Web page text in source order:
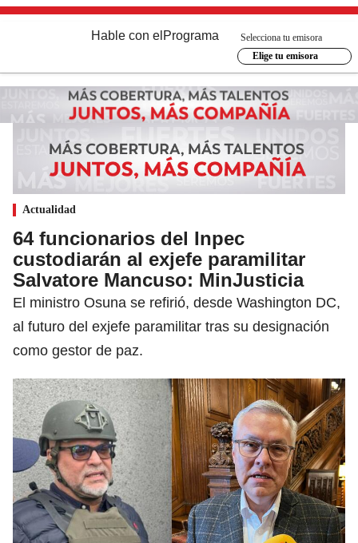
Hable con el Programa
Selecciona tu emisora
Elige tu emisora
Actualidad
64 funcionarios del Inpec
custodiarán al exjefe paramilitar
Salvatore Mancuso: MinJusticia
El ministro Osuna se refirió, desde Washington DC,
al futuro del exjefe paramilitar tras su designación
como gestor de paz.